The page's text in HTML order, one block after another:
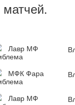
матчей.
Лавр МФ
МФК Фара
Лавр МФ